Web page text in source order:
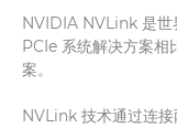
NVIDIA NVLink 是世
PCIe 系统解决⽅案相
案。
NVLink 技术通过连